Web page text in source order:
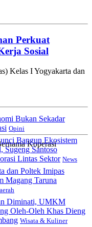
Perkuat
Sosial
Kelas I Yogyakarta dan
Bukan Sekadar
Opini
Bangun Ekosistem
Sugeng Santoso
Lintas Sektor News
dan Poltek Imipas
Magang Taruna
Diminati, UMKM
Oleh-Oleh Khas Dieng
Wisata & Kuliner